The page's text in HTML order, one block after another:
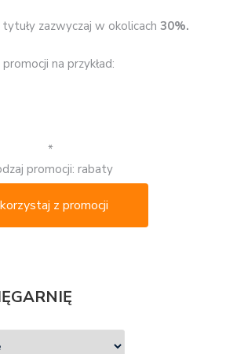
zazwyczaj w okolicach 30%.
na przykład:
*
promocji: rabaty
z promocji